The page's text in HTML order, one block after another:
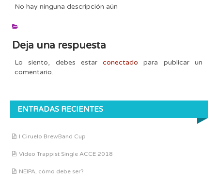
No hay ninguna descripción aún
Deja una respuesta
Lo siento, debes estarconectado para publicar un
comentario.
ENTRADAS RECIENTES
I Ciruelo BrewBand Cup
Vídeo Trappist Single ACCE 2018
NEIPA, cómo debe ser?